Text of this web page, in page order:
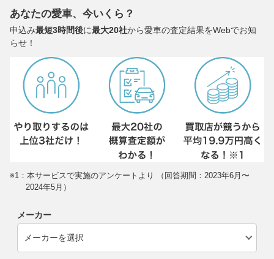
あなたの愛車、今いくら？
申込み最短3時間後に最大20社から愛車の査定結果をWebでお知
らせ！
※1：本サービスで実施のアンケートより （回答期間：2023年6月〜
2024年5月）
メーカー